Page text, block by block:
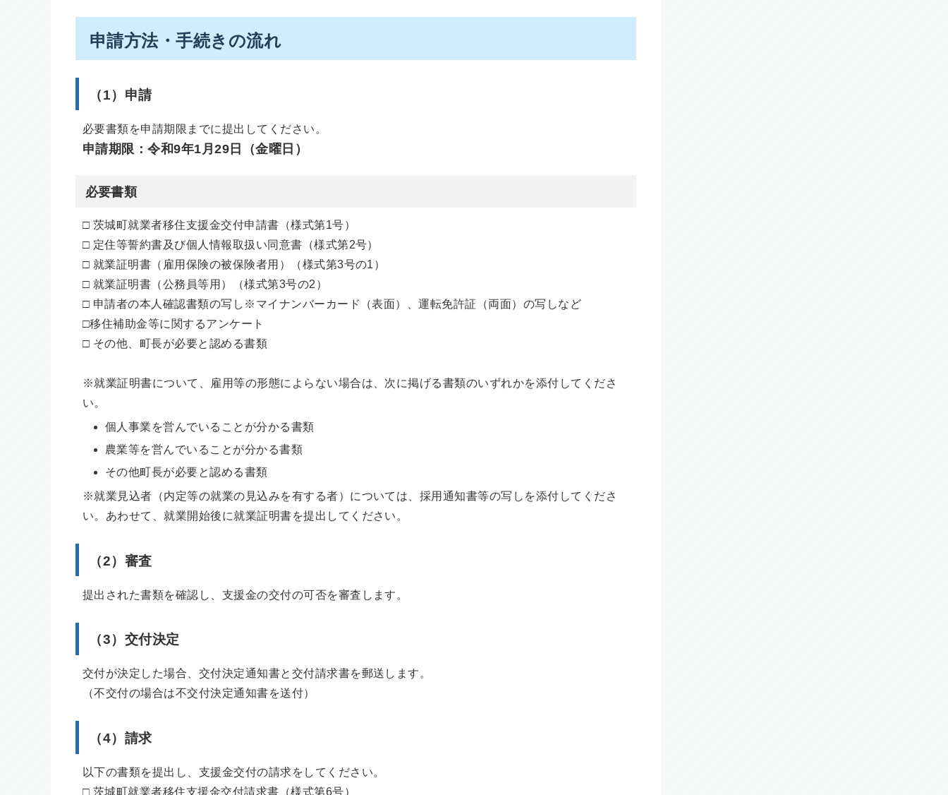
申請方法・手続きの流れ
（1）申請
必要書類を申請期限までに提出してください。
申請期限：令和9年1月29日（金曜日）
必要書類
□ 茨城町就業者移住支援金交付申請書（様式第1号）
□ 定住等誓約書及び個人情報取扱い同意書（様式第2号）
□ 就業証明書（雇用保険の被保険者用）（様式第3号の1）
□ 就業証明書（公務員等用）（様式第3号の2）
□ 申請者の本人確認書類の写し ※マイナンバーカード（表面）、運転免許証（両面）の写しなど
□移住補助金等に関するアンケート
□ その他、町長が必要と認める書類
※就業証明書について、雇用等の形態によらない場合は、次に掲げる書類のいずれかを添付してくださ
い。
個人事業を営んでいることが分かる書類
農業等を営んでいることが分かる書類
その他町長が必要と認める書類
※就業見込者（内定等の就業の見込みを有する者）については、採用通知書等の写しを添付してくださ
い。あわせて、就業開始後に就業証明書を提出してください。
（2）審査
提出された書類を確認し、支援金の交付の可否を審査します。
（3）交付決定
交付が決定した場合、交付決定通知書と交付請求書を郵送します。
（不交付の場合は不交付決定通知書を送付）
（4）請求
以下の書類を提出し、支援金交付の請求をしてください。
□ 茨城町就業者移住支援金交付請求書（様式第6号）